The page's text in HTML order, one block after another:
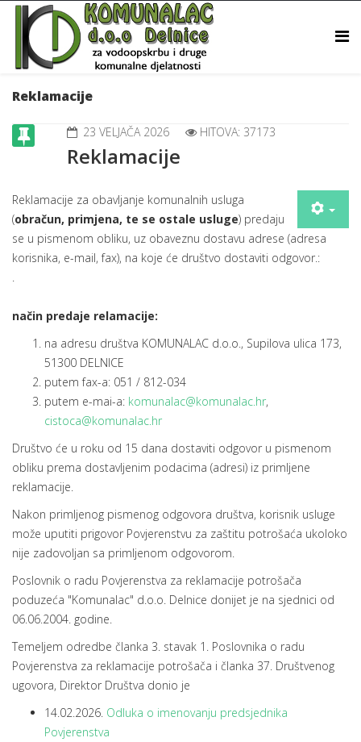
Reklamacije
23 VELJAČA 2026 HITOVA: 37173
Reklamacije
Reklamacije za obavljanje komunalnih usluga
(obračun, primjena, te se ostale usluge) predaju
se u pismenom obliku, uz obaveznu dostavu adrese (adresa
korisnika, e-mail, fax), na koje će društvo dostaviti odgovor.:
.
način predaje relamacije:
na adresu društva KOMUNALAC d.o.o., Supilova ulica 173,
51300 DELNICE
putem fax-a: 051 / 812-034
putem e-mai-a: komunalac@komunalac.hr,
cistoca@komunalac.hr
Društvo će u roku od 15 dana dostaviti odgovor u pismenom
obliku prema dostavljenim podacima (adresi) iz primljene
reklamacije.
Nakon primljenog pismenog odgovora društva, korisnik usluge
može uputiti prigovor Povjerenstvu za zaštitu potrošaća ukoloko
nije zadovoljan sa primljenom odgovorom.
Poslovnik o radu Povjerenstva za reklamacije potrošača
poduzeća "Komunalac" d.o.o. Delnice donijet je na sjednici od
06.06.2004. godine.
Temeljem odredbe članka 3. stavak 1. Poslovnika o radu
Povjerenstva za reklamacije potrošača i članka 37. Društvenog
ugovora, Direktor Društva donio je
14.02.2026. Odluka o imenovanju predsjednika
Povjerenstva